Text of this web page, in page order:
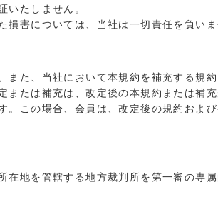
たしません。
害については、当社は一切責任を負いま
また、当社において本規約を補充する規
または補充は、改定後の本規約または補
この場合、会員は、改定後の規約およ
地を管轄する地方裁判所を第一審の専